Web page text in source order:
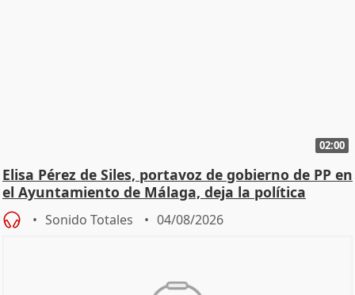
02:00
Elisa Pérez de Siles, portavoz de gobierno de PP en
el Ayuntamiento de Málaga, deja la política
Sonido Totales 04/08/2026